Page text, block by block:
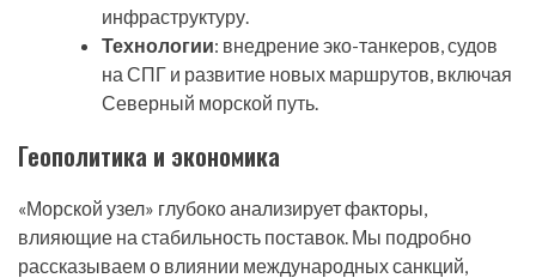
инфраструктуру.
Технологии: внедрение эко-танкеров, судов
на СПГ и развитие новых маршрутов, включая
Северный морской путь.
Геополитика и экономика
«Морской узел» глубоко анализирует факторы,
влияющие на стабильность поставок. Мы подробно
рассказываем о влиянии международных санкций,